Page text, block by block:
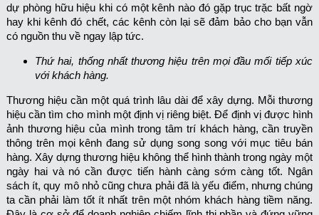
dự phòng hữu hiệu khi có một kênh nào đó gặp trục trặc bất ngờ
hay khi kênh đó chết, các kênh còn lại sẽ đảm bảo cho bạn vẫn
có nguồn thu về ngay lập tức.
Thứ hai, thống nhất thương hiệu trên mọi đầu mối tiếp xúc
với khách hàng.
Thương hiệu cần một quá trình lâu dài để xây dựng. Mỗi thương
hiệu cần tìm cho mình một định vị riêng biệt. Để định vị được hình
ảnh thương hiệu của mình trong tâm trí khách hàng, cần truyền
thông trên mọi kênh đang sử dụng song song với mục tiêu bán
hàng. Xây dựng thương hiệu không thể hình thành trong ngày một
ngày hai và nó cần được tiến hành càng sớm càng tốt. Ngân
sách ít, quy mô nhỏ cũng chưa phải đã là yếu điểm, nhưng chúng
ta cần phải làm tốt ít nhất trên một nhóm khách hàng tiềm năng.